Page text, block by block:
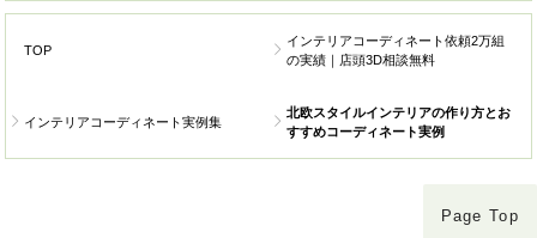
TOP
インテリアコーディネート依頼2万組
の実績｜店頭3D相談無料
インテリアコーディネート実例集
北欧スタイルインテリアの作り方とお
すすめコーディネート実例
Page Top